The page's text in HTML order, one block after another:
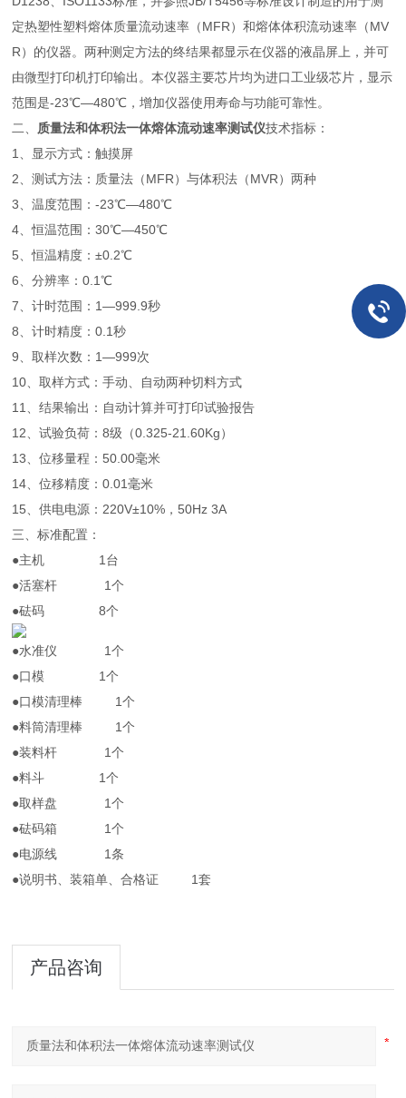
定热塑性塑料熔体质量流动速率（MFR）和熔体体积流动速率（MV
R）的仪器。两种测定方法的终结果都显示在仪器的液晶屏上，并可
由微型打印机打印输出。本仪器主要芯片均为进口工业级芯片，显示
范围是-23℃—480℃，增加仪器使用寿命与功能可靠性。
二、 质量法和体积法一体熔体流动速率测试仪技术指标：
1、显示方式：触摸屏
2、测试方法：质量法（MFR）与体积法（MVR）两种
3、温度范围：-23℃—480℃
4、恒温范围：30℃—450℃
5、恒温精度：±0.2℃
6、分辨率：0.1℃
7、计时范围：1—999.9秒
8、计时精度：0.1秒
9、取样次数：1—999次
10、取样方式：手动、自动两种切料方式
11、结果输出：自动计算并可打印试验报告
12、试验负荷：8级（0.325-21.60Kg）
13、位移量程：50.00毫米
14、位移精度：0.01毫米
15、供电电源：220V±10%，50Hz 3A
三、标准配置：
●主机 1台
●活塞杆 1个
●砝码 8个
●水准仪 1个
●口模 1个
●口模清理棒 1个
●料筒清理棒 1个
●装料杆 1个
●料斗 1个
●取样盘 1个
●砝码箱 1个
●电源线 1条
●说明书、装箱单、合格证 1套
产品咨询